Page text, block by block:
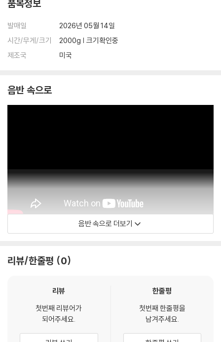
하시면 해결됩니다.
가 있으며, 이는 상품의 불량이 아닙니다. 단, 재생에 이상이 있는 경우에는
불량으로 인한 반품/교환이 가능합니다
다.
※ 반품/교환 안내
1) 불량으로 인한 반품/교환 요청 시에는 불량 확인을 위해 개봉 시의 동영
관련 사진과 동영상 및 재생 기기 모델명을 첨부하여 첨부하여 고객센터에
문의 바랍니다.
가 어려우므로 신중한 구매를 부탁드립니다.
품목정보
발매일
2026년 05월 14일
시간/무게/크기
2000g | 크기확인중
제조국
미국
음반 속으로
음반 속으로 더보기
리뷰/한줄평 0
리뷰
첫번째 리뷰어가
되어주세요.
한줄평
첫번째 한줄평을
남겨주세요.